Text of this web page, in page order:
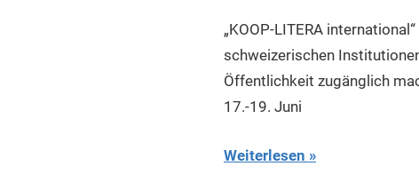
Gerhalter
„KOOP-LITERA
schweizerischen
Öffentlichkeit zugänglich
17.-19. Juni
Weiterlesen